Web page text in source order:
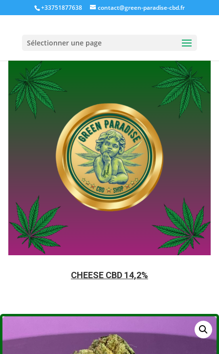
+33751877638 contact@green-paradise-cbd.fr
Sélectionner une page
CHEESE CBD 14,2%